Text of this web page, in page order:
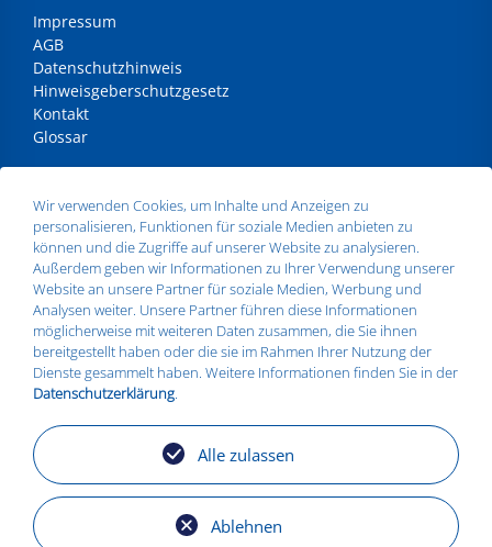
Impressum
AGB
Datenschutzhinweis
Hinweisgeberschutzgesetz
Kontakt
Glossar
ANSCHRIFT
Silbitz Group GmbH
Dr.- Maruschky - Straße 2
07613 Silbitz
Telefon:+49 36693 579010
E-Mail:info@silbitz-group.com
STANDORTE
Silbitz
Zeitz
Košice
Torgelow
Wir verwenden Cookies, um Inhalte und Anzeigen zu
personalisieren, Funktionen für soziale Medien anbieten zu
können und die Zugriffe auf unserer Website zu analysieren.
Außerdem geben wir Informationen zu Ihrer Verwendung unserer
Website an unsere Partner für soziale Medien, Werbung und
Analysen weiter. Unsere Partner führen diese Informationen
möglicherweise mit weiteren Daten zusammen, die Sie ihnen
bereitgestellt haben oder die sie im Rahmen Ihrer Nutzung der
Dienste gesammelt haben. Weitere Informationen finden Sie in der
Datenschutzerklärung.
Ablehnen
Alle zulassen